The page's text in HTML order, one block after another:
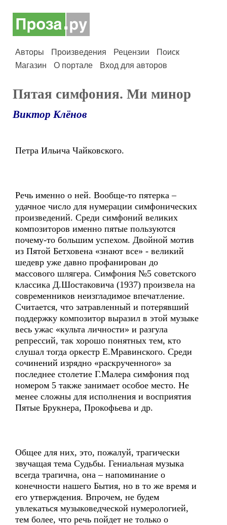
Авторы Произведения Рецензии
Поиск
Магазин
О портале Вход для авторов
Пятая симфония. Ми минор
Виктор Клёнов
Петра Ильича Чайковского.
Речь именно о ней. Вообще-то пятерка –
удачное число для нумерации симфонических
произведений. Среди симфоний великих
композиторов именно пятые пользуются
почему-то большим успехом. Двойной мотив
из Пятой Бетховена «знают все» - великий
шедевр уже давно профанирован до
массового шлягера. Симфония №5 советского
классика Д.Шостаковича (1937) произвела на
современников неизгладимое впечатление.
Считается, что затравленный и потерявший
поддержку композитор выразил в этой музыке
весь ужас «культа личности» и разгула
репрессий, так хорошо понятных тем, кто
слушал тогда оркестр Е.Мравинского. Среди
сочинений изрядно «раскрученного» за
последнее столетие Г.Малера симфония под
номером 5 также занимает особое место. Не
менее сложны для исполнения и восприятия
Пятые Брукнера, Прокофьева и др.
Общее для них, это, пожалуй, трагически
звучащая тема Судьбы. Гениальная музыка
всегда трагична, она – напоминание о
конечности нашего Бытия, но в то же время и
его утверждения. Впрочем, не будем
увлекаться музыковедческой нумерологией,
тем более, что речь пойдет не только о